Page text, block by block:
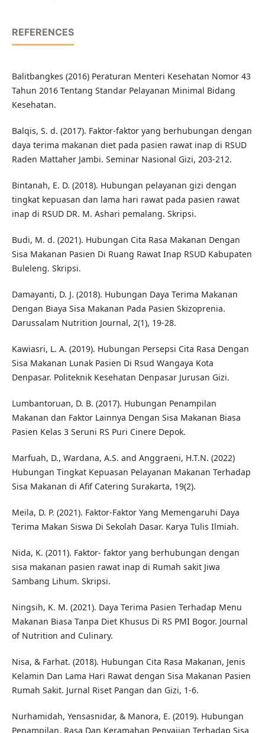
REFERENCES
Balitbangkes (2016) Peraturan Menteri Kesehatan Nomor 43
Tahun 2016 Tentang Standar Pelayanan Minimal Bidang
Kesehatan.
Balqis, S. d. (2017). Faktor-faktor yang berhubungan dengan
daya terima makanan diet pada pasien rawat inap di RSUD
Raden Mattaher Jambi. Seminar Nasional Gizi, 203-212.
Bintanah, E. D. (2018). Hubungan pelayanan gizi dengan
tingkat kepuasan dan lama hari rawat pada pasien rawat
inap di RSUD DR. M. Ashari pemalang. Skripsi.
Budi, M. d. (2021). Hubungan Cita Rasa Makanan Dengan
Sisa Makanan Pasien Di Ruang Rawat Inap RSUD Kabupaten
Buleleng. Skripsi.
Damayanti, D. J. (2018). Hubungan Daya Terima Makanan
Dengan Biaya Sisa Makanan Pada Pasien Skizoprenia.
Darussalam Nutrition Journal, 2(1), 19-28.
Kawiasri, L. A. (2019). Hubungan Persepsi Cita Rasa Dengan
Sisa Makanan Lunak Pasien Di Rsud Wangaya Kota
Denpasar. Politeknik Kesehatan Denpasar Jurusan Gizi.
Lumbantoruan, D. B. (2017). Hubungan Penampilan
Makanan dan Faktor Lainnya Dengan Sisa Makanan Biasa
Pasien Kelas 3 Seruni RS Puri Cinere Depok.
Marfuah, D., Wardana, A.S. and Anggraeni, H.T.N. (2022)
Hubungan Tingkat Kepuasan Pelayanan Makanan Terhadap
Sisa Makanan di Afif Catering Surakarta, 19(2).
Meila, D. P. (2021). Faktor-Faktor Yang Memengaruhi Daya
Terima Makan Siswa Di Sekolah Dasar. Karya Tulis Ilmiah.
Nida, K. (2011). Faktor- faktor yang berhubungan dengan
sisa makanan pasien rawat inap di Rumah sakit Jiwa
Sambang Lihum. Skripsi.
Ningsih, K. M. (2021). Daya Terima Pasien Terhadap Menu
Makanan Biasa Tanpa Diet Khusus Di RS PMI Bogor. Journal
of Nutrition and Culinary.
Nisa, & Farhat. (2018). Hubungan Cita Rasa Makanan, Jenis
Kelamin Dan Lama Hari Rawat dengan Sisa Makanan Pasien
Rumah Sakit. Jurnal Riset Pangan dan Gizi, 1-6.
Nurhamidah, Yensasnidar, & Manora, E. (2019). Hubungan
Penampilan, Rasa Dan Keramahan Penyajian Terhadap Sisa